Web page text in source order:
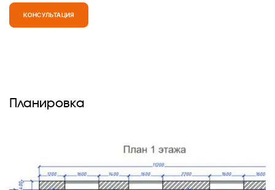
КОНСУЛЬТАЦИЯ
Планировка